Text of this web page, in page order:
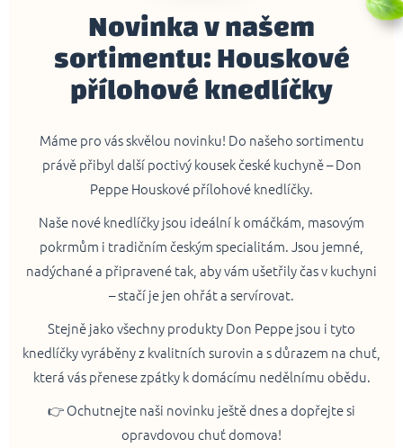
Novinka v našem
sortimentu: Houskové
přílohové knedlíčky
Máme pro vás skvělou novinku! Do našeho sortimentu
právě přibyl další poctivý kousek české kuchyně – Don
Peppe Houskové přílohové knedlíčky.
Naše nové knedlíčky jsou ideální k omáčkám, masovým
pokrmům i tradičním českým specialitám. Jsou jemné,
nadýchané a připravené tak, aby vám ušetřily čas v kuchyni
– stačí je jen ohřát a servírovat.
Stejně jako všechny produkty Don Peppe jsou i tyto
knedlíčky vyráběny z kvalitních surovin a s důrazem na chuť,
která vás přenese zpátky k domácímu nedělnímu obědu.
👉 Ochutnejte naši novinku ještě dnes a dopřejte si
opravdovou chuť domova!